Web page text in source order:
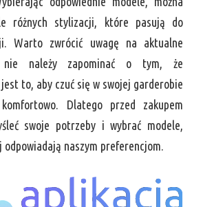
różnych stylizacji, które pasują do
Warto zwrócić uwagę na aktualne
należy zapominać o tym, że
to, aby czuć się w swojej garderobie
Dlatego przed zakupem
swoje potrzeby i wybrać modele,
naszym preferencjom.